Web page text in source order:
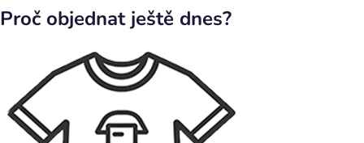
Proč objednat ještě dnes?